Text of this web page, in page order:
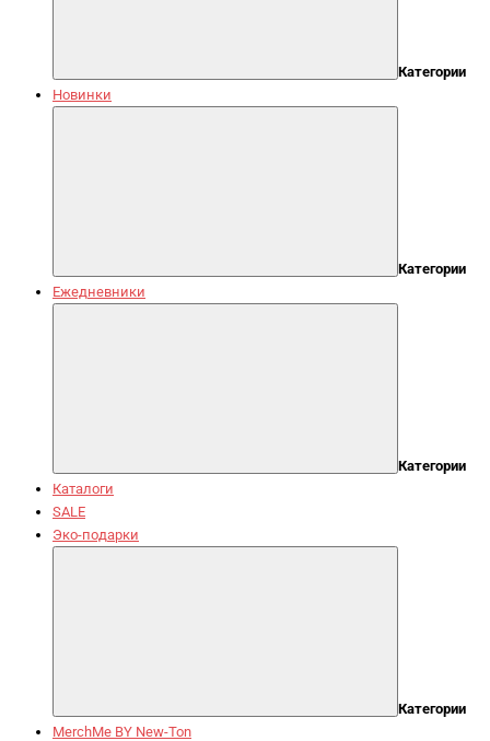
Категории
Новинки
Категории
Ежедневники
Категории
Каталоги
SALE
Эко-подарки
Категории
MerchMe BY New-Ton